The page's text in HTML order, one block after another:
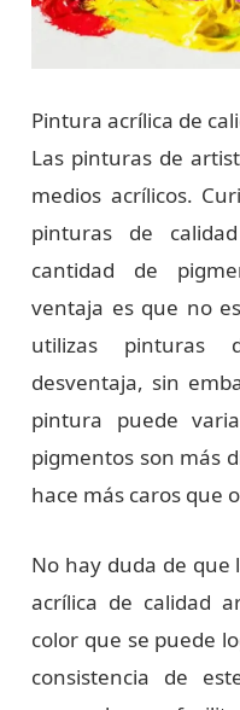
Pintura acrílica de
Las pinturas de
medios acrílicos.
pinturas de
cantidad de
ventaja es que no
utilizas pinturas
desventaja, sin
pintura puede
pigmentos son más
hace más caros que
No hay duda de
acrílica de calidad
color que se puede
consistencia de